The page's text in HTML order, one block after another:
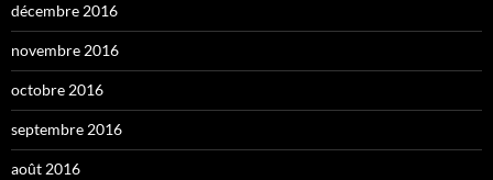
décembre 2016
novembre 2016
octobre 2016
septembre 2016
août 2016